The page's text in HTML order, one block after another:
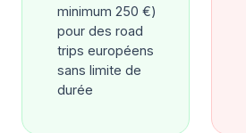
minimum 250 €)
pour des road
trips européens
sans limite de
durée